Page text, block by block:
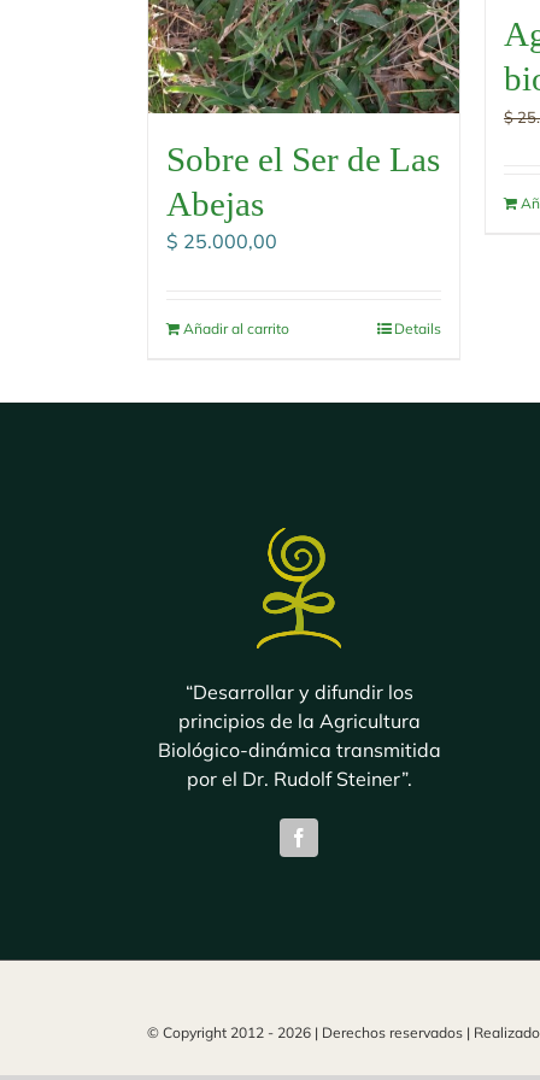
Sobre el Ser de Las
Abejas
$ 25.000,00
Añadir al carrito Details
$
“Desarrollar y difundir los
principios de la Agricultura
Biológico-dinámica transmitida
por el Dr. Rudolf Steiner”.
© Copyright 2012 - 2026 | Derechos reservados |